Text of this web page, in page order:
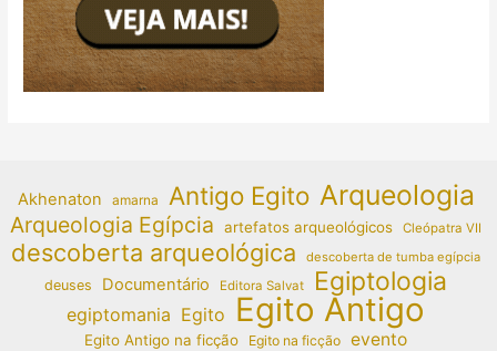
Akhenaton amarna Antigo Egito Arqueologia
Arqueologia Egípcia artefatos arqueológicos Cleópatra VII
descoberta arqueológica descoberta de tumba egípcia
deuses Documentário Editora Salvat Egiptologia
egiptomania Egito Egito Antigo
Egito Antigo na ficção Egito na ficção evento